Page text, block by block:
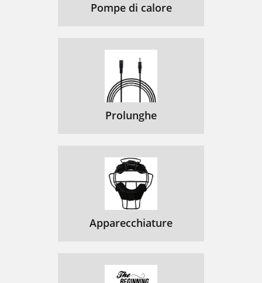
Pompe di calore
Prolunghe
Apparecchiature